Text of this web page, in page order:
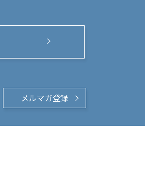
メルマガ登録